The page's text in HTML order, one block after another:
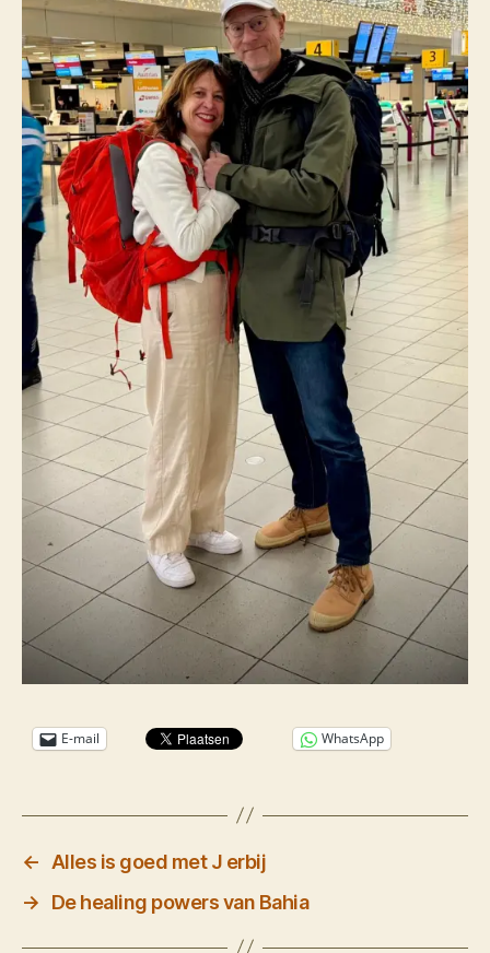
E-mail WhatsApp
←
Alles is goed met J erbij
→
De healing powers van Bahia